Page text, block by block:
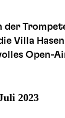
der
Villa
Open-
2023